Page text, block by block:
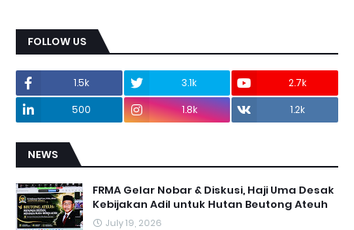
FOLLOW US
1.5k 3.1k
2.7k
500
1.8k 1.2k
NEWS
FRMA Gelar Nobar & Diskusi, Haji Uma Desak
Kebijakan Adil untuk Hutan Beutong Ateuh
July 19, 2026